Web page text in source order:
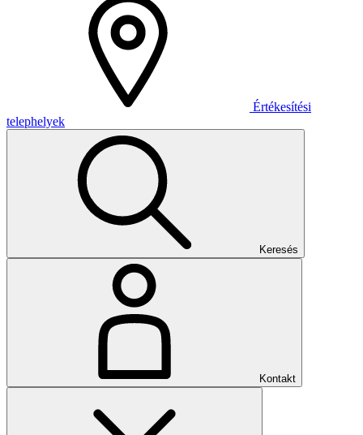
Értékesítési
telephelyek
Keresés
Kontakt